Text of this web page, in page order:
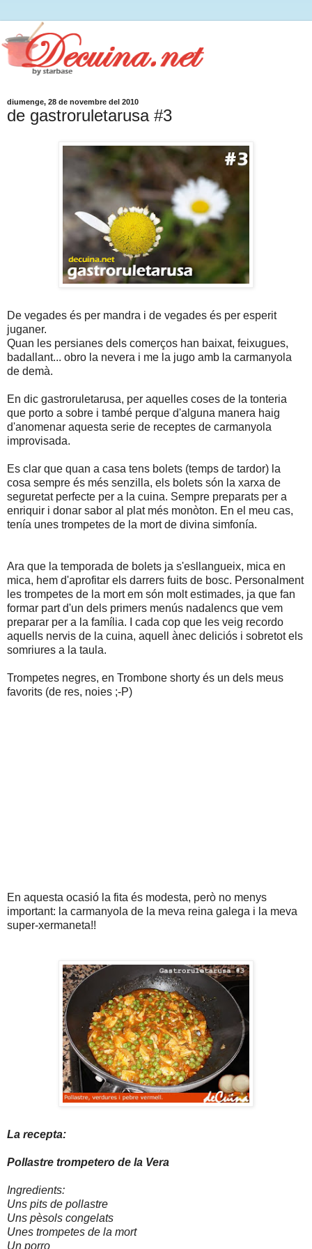
diumenge, 28 de novembre del 2010
de gastroruletarusa #3
De vegades és per mandra i de vegades és per esperit
juganer.
Quan les persianes dels comerços han baixat, feixugues,
badallant... obro la nevera i me la jugo amb la carmanyola
de demà.
En dic gastroruletarusa, per aquelles coses de la tonteria
que porto a sobre i també perque d'alguna manera haig
d'anomenar aquesta serie de receptes de carmanyola
improvisada.
Es clar que quan a casa tens bolets (temps de tardor) la
cosa sempre és més senzilla, els bolets són la xarxa de
seguretat perfecte per a la cuina. Sempre preparats per a
enriquir i donar sabor al plat més monòton. En el meu cas,
tenía unes trompetes de la mort de divina simfonía.
Ara que la temporada de bolets ja s'esllangueix, mica en
mica, hem d'aprofitar els darrers fuits de bosc. Personalment
les trompetes de la mort em són molt estimades, ja que fan
formar part d'un dels primers menús nadalencs que vem
preparar per a la família. I cada cop que les veig recordo
aquells nervis de la cuina, aquell ànec deliciós i sobretot els
somriures a la taula.
Trompetes negres, en Trombone shorty és un dels meus
favorits (de res, noies ;-P)
En aquesta ocasió la fita és modesta, però no menys
important: la carmanyola de la meva reina galega i la meva
super-xermaneta!!
La recepta:
Pollastre trompetero de la Vera
Ingredients:
Uns pits de pollastre
Uns pèsols congelats
Unes trompetes de la mort
Un porro